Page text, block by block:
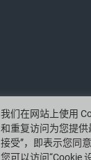
我们在网站上使用
和重复访问为您提供
接受”，即表示您同
您可以访问“Cookie